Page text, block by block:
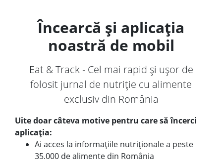
Încearcă și aplicația
noastră de mobil
Eat & Track - Cel mai rapid și ușor de
folosit jurnal de nutriție cu alimente
exclusiv din România
Uite doar câteva motive pentru care să încerci
aplicația:
Ai acces la informațiile nutriționale a peste
35.000 de alimente din România